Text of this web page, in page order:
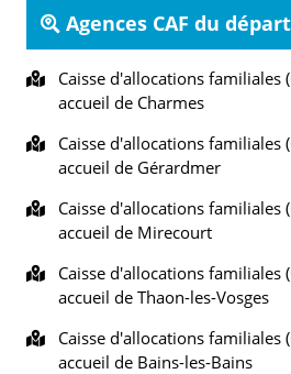
Agences CAF du
Caisse d'allocations familiales
accueil de Charmes
Caisse d'allocations familiales
accueil de Gérardmer
Caisse d'allocations familiales
accueil de Mirecourt
Caisse d'allocations familiales
accueil de Thaon-les-Vosges
Caisse d'allocations familiales
accueil de Bains-les-Bains